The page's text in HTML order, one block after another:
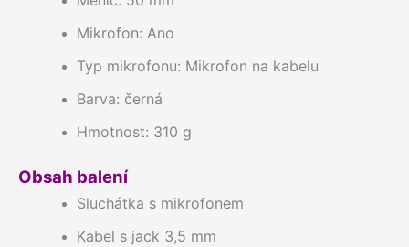
Mikrofon: Ano
Typ mikrofonu: Mikrofon na kabelu
Barva: černá
Hmotnost: 310 g
Obsah balení
Sluchátka s mikrofonem
Kabel s jack 3,5 mm